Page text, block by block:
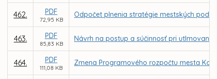
462. PDF
72,95 KB
Odpočet plnenia stratégie mestských
463. PDF
85,83 KB
Návrh na postup a súčinnosť pri utlmovaní
464. PDF
111,08 KB
Zmena Programového rozpočtu mesta